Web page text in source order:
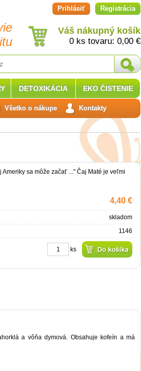
Prihlásiť Registrácia
Váš nákupný košík
0 ks tovaru: 0,00 €
Ameriky sa môže začať ..." Čaj Maté je veľmi
4,40 €
skladom
1146
ks
a vôňa dymová. Obsahuje kofeín a má
DETOXIKÁCIA EKO ČISTENIE
Všetko o nákupe Kontakty